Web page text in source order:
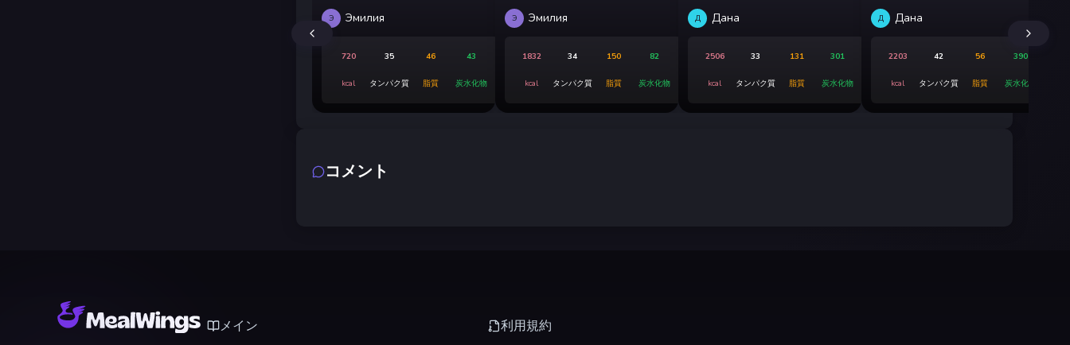
Э Эмилия
720
kcal
35
タンパク質
46
脂質
43
炭水化物
Э Эмилия
1832
kcal
34
タンパク質
150
脂質
82
炭水化物
Д Дана
2506
kcal
33
タンパク質
131
脂質
301
炭水化物
Д Дана
2203
kcal
42
タンパク質
56
脂質
390
炭水化物
コメント
メイン 利用規約